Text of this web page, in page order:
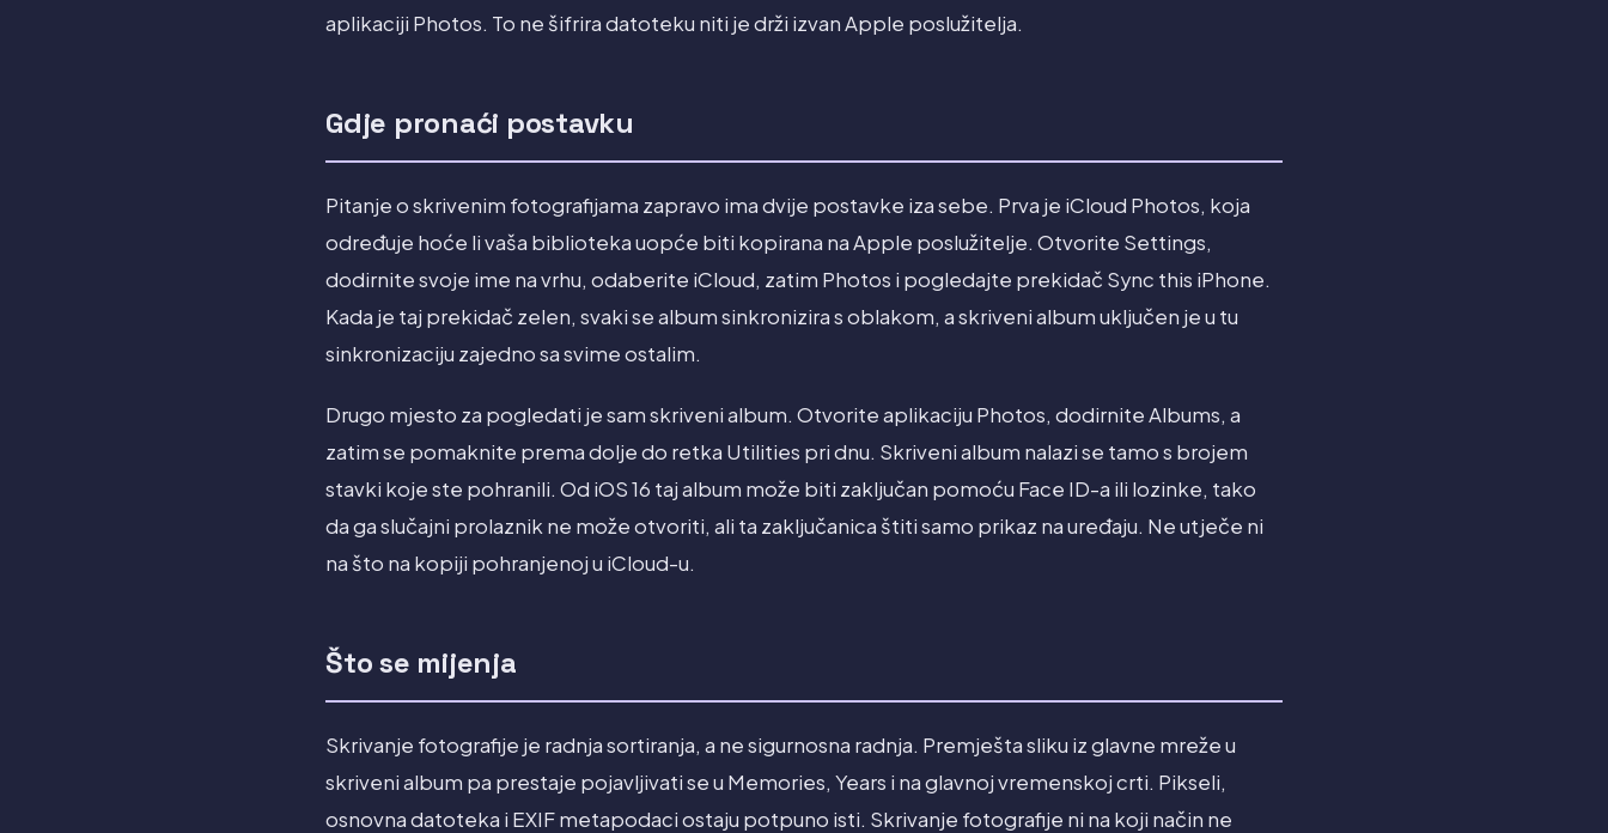
aplikaciji Photos. To ne šifrira datoteku niti je drži izvan Apple poslužitelja.
Gdje pronaći postavku
Pitanje o skrivenim fotografijama zapravo ima dvije postavke iza sebe. Prva je iCloud Photos, koja
određuje hoće li vaša biblioteka uopće biti kopirana na Apple poslužitelje. Otvorite Settings,
dodirnite svoje ime na vrhu, odaberite iCloud, zatim Photos i pogledajte prekidač Sync this iPhone.
Kada je taj prekidač zelen, svaki se album sinkronizira s oblakom, a skriveni album uključen je u tu
sinkronizaciju zajedno sa svime ostalim.
Drugo mjesto za pogledati je sam skriveni album. Otvorite aplikaciju Photos, dodirnite Albums, a
zatim se pomaknite prema dolje do retka Utilities pri dnu. Skriveni album nalazi se tamo s brojem
stavki koje ste pohranili. Od iOS 16 taj album može biti zaključan pomoću Face ID-a ili lozinke, tako
da ga slučajni prolaznik ne može otvoriti, ali ta zaključanica štiti samo prikaz na uređaju. Ne utječe ni
na što na kopiji pohranjenoj u iCloud-u.
Što se mijenja
Skrivanje fotografije je radnja sortiranja, a ne sigurnosna radnja. Premješta sliku iz glavne mreže u
skriveni album pa prestaje pojavljivati se u Memories, Years i na glavnoj vremenskoj crti. Pikseli,
osnovna datoteka i EXIF metapodaci ostaju potpuno isti. Skrivanje fotografije ni na koji način ne